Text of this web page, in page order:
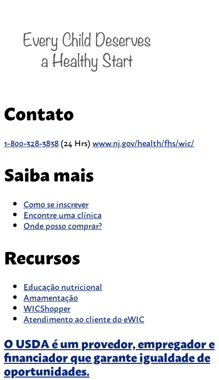
Contato
1-800-328-3838(24 Hrs)www.nj.gov/health/fhs/wic/
Saiba mais
Como se inscrever
Encontre uma clínica
Onde posso comprar?
Recursos
Educação nutricional
Amamentação
WICShopper
Atendimento ao cliente do eWIC
O USDA é um provedor, empregador e
financiador que garante igualdade de
oportunidades.